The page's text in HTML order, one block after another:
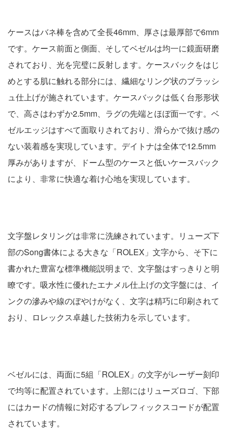
ケースはバネ棒を含めて全長46mm、厚さは最厚部で6mm
です。ケース前面と側面、そしてベゼルは均一に鏡面研磨
されており、光を完璧に反射します。ケースバックをはじ
めとする肌に触れる部分には、繊細なリング状のブラッシ
ュ仕上げが施されています。ケースバックは低く台形形状
で、高さはわずか2.5mm、ラグの先端とほぼ面一です。ベ
ゼルエッジはすべて面取りされており、滑らかで抜け感の
ない装着感を実現しています。デイトナは全体で12.5mm
厚みがありますが、ドーム型のケースと低いケースバック
により、非常に快適な着け心地を実現しています。
文字盤レタリングは非常に洗練されています。リューズ下
部のSong書体による大きな「ROLEX」文字から、そ下に
書かれた豊富な標準機能説明まで、文字盤はすっきりと明
瞭です。吸水性に優れたエナメル仕上げの文字盤には、イ
ンクの滲みや線のぼやけがなく、文字は精巧に印刷されて
おり、ロレックス卓越した技術力を示しています。
ベゼルには、両面に5組「ROLEX」の文字がレーザー刻印
で均等に配置されています。上部にはリューズロゴ、下部
にはカードの情報に対応するプレフィックスコードが配置
されています。